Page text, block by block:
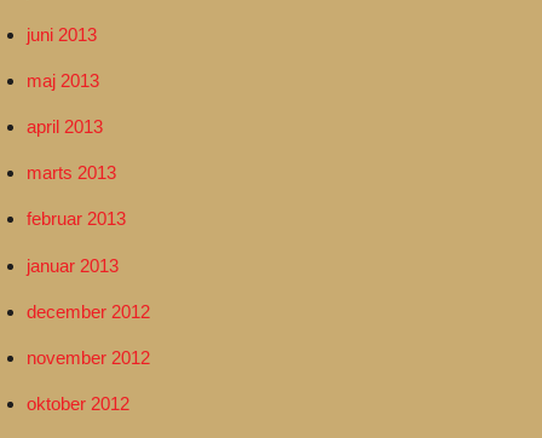
juni 2013
maj 2013
april 2013
marts 2013
februar 2013
januar 2013
december 2012
november 2012
oktober 2012